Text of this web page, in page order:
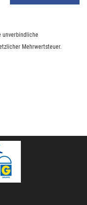
unverbindliche
Mehrwertsteuer.